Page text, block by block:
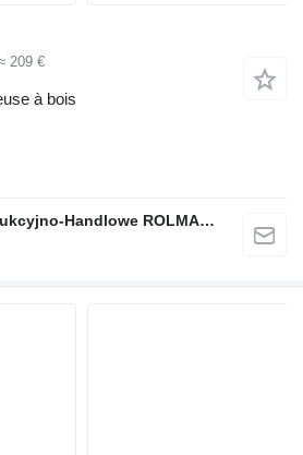
209 €
à bois
Przedsiębiorstwo Produkcyjno-Handlowe ROLMAPOL Marcin Dziekan